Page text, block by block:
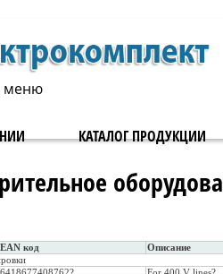
меню
КАТАЛОГ ПРОДУКЦИИ
EAN код Описание